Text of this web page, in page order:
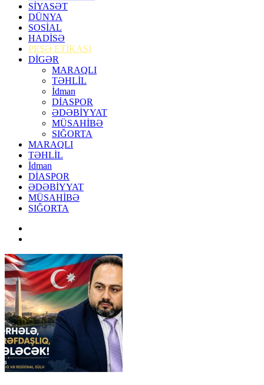
SİYASƏT
DÜNYA
SOSİAL
HADİSƏ
PEŞƏ ETİKASI
DİGƏR
MARAQLI
TƏHLİL
İdman
DİASPOR
ƏDƏBİYYAT
MÜSAHİBƏ
SIĞORTA
MARAQLI
TƏHLİL
İdman
DİASPOR
ƏDƏBİYYAT
MÜSAHİBƏ
SIĞORTA